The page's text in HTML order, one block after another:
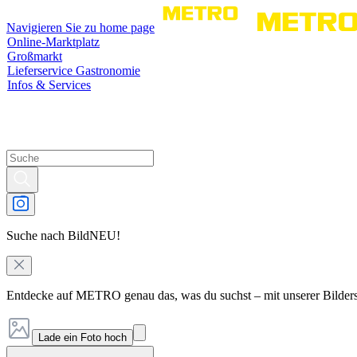
Navigieren Sie zu home page
Online-Marktplatz
Großmarkt
Lieferservice Gastronomie
Infos & Services
Suche nach BildNEU!
Entdecke auf METRO genau das, was du suchst – mit unserer
Lade ein Foto hoch